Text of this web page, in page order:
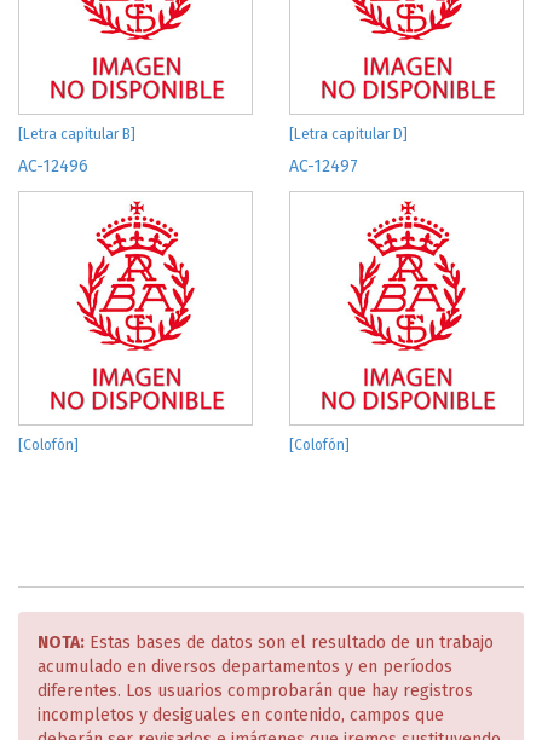
[Letra capitular B] [Letra capitular D]
AC-12496
[Colofón]
AC-12497
[Colofón]
NOTA: Estas bases de datos son el resultado de un trabajo
acumulado en diversos departamentos y en períodos
diferentes. Los usuarios comprobarán que hay registros
incompletos y desiguales en contenido, campos que